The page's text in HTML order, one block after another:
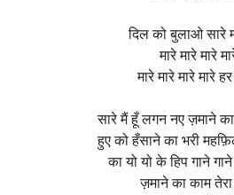
दिल को बुलाओ सारे
मारे मारे मारे
मारे मारे मारे मारे
सारे मैं हूँ लगन नए ज़माने का
हुए को हँसाने का भरी
का यो यो के हिप गाने
ज़माने का काम